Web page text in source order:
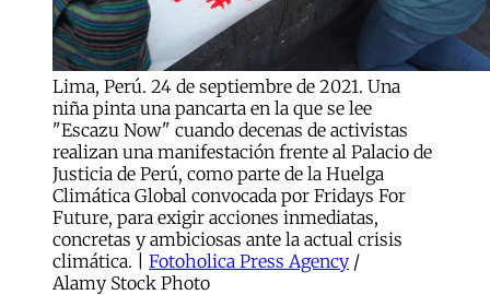
Lima, Perú. 24 de septiembre de 2021. Una
niña pinta una pancarta en la que se lee
"Escazu Now" cuando decenas de activistas
realizan una manifestación frente al Palacio de
Justicia de Perú, como parte de la Huelga
Climática Global convocada por Fridays For
Future, para exigir acciones inmediatas,
concretas y ambiciosas ante la actual crisis
climática. | Fotoholica Press Agency /
Alamy Stock Photo